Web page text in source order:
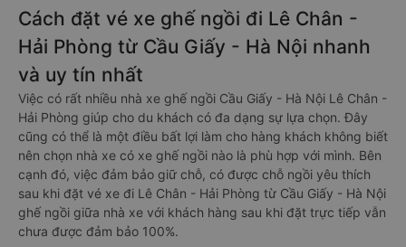
Cách đặt vé xe ghế ngồi đi Lê Chân -
Hải Phòng từ Cầu Giấy - Hà Nội nhanh
và uy tín nhất
Việc có rất nhiều nhà xe ghế ngồi Cầu Giấy - Hà Nội Lê Chân -
Hải Phòng giúp cho du khách có đa dạng sự lựa chọn. Đây
cũng có thể là một điều bất lợi làm cho hàng khách không biết
nên chọn nhà xe có xe ghế ngồi nào là phù hợp với mình. Bên
cạnh đó, việc đảm bảo giữ chỗ, có được chỗ ngồi yêu thích
sau khi đặt vé xe đi Lê Chân - Hải Phòng từ Cầu Giấy - Hà Nội
ghế ngồi giữa nhà xe với khách hàng sau khi đặt trực tiếp vẫn
chưa được đảm bảo 100%.